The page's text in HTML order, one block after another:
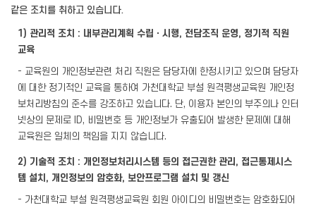
같은 조치를 취하고 있습니다.
1) 관리적 조치 : 내부관리계획 수립ㆍ시행, 전담조직 운영, 정기적 직원
교육
- 교육원의 개인정보관련 처리 직원은 담당자에 한정시키고 있으며 담당자
에 대한 정기적인 교육을 통하여 가천대학교 부설 원격평생교육원 개인정
보처리방침의 준수를 강조하고 있습니다. 단, 이용자 본인의 부주의나 인터
넷상의 문제로 ID, 비밀번호 등 개인정보가 유출되어 발생한 문제에 대해
교육원은 일체의 책임을 지지 않습니다.
2) 기술적 조치 : 개인정보처리시스템 등의 접근권한 관리, 접근통제시스
템 설치, 개인정보의 암호화, 보안프로그램 설치 및 갱신
- 가천대학교 부설 원격평생교육원 회원 아이디의 비밀번호는 암호화되어